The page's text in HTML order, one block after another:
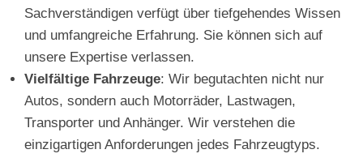
Sachverständigen verfügt über tiefgehendes Wissen
und umfangreiche Erfahrung. Sie können sich auf
unsere Expertise verlassen.
Vielfältige Fahrzeuge: Wir begutachten nicht nur
Autos, sondern auch Motorräder, Lastwagen,
Transporter und Anhänger. Wir verstehen die
einzigartigen Anforderungen jedes Fahrzeugtyps.